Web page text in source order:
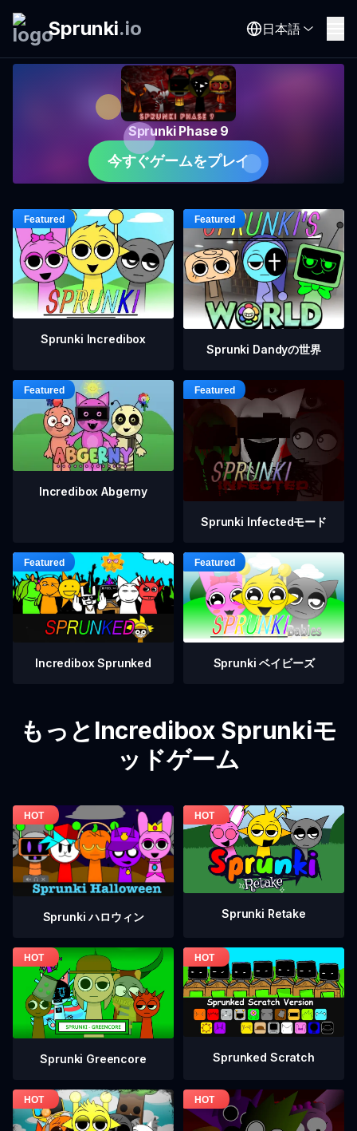
Sprunki.io 日本語
Sprunki Phase 9
今すぐゲームをプレイ
Sprunki Incredibox
Sprunki Dandyの世界
Incredibox Abgerny
Sprunki Infectedモード
Incredibox Sprunked Sprunki ベイビーズ
もっとIncredibox Sprunkiモ
ッドゲーム
Sprunki ハロウィン Sprunki Retake
Sprunki Greencore Sprunked Scratch